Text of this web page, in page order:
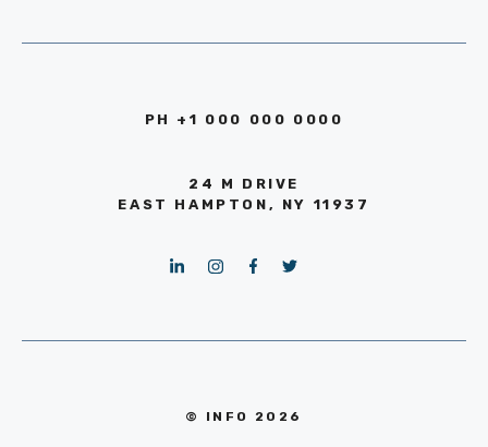
PH +1 000 000 0000
24 M DRIVE
EAST HAMPTON, NY 11937
© INFO 2026